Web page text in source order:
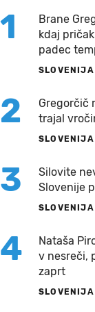
1
Brane
kdaj
padec
SLOVENIJA
2
Gregorčič
trajal
SLOVENIJA
3
Silovite
Slovenije
SLOVENIJA
4
Nataša
v nesreči,
zaprt
SLOVENIJA